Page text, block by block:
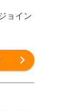
ョイン